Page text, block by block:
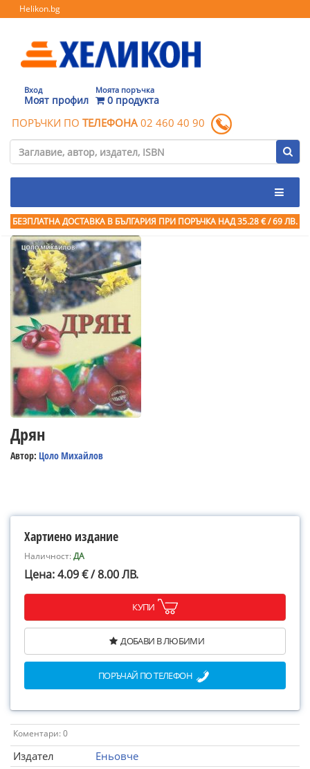
Helikon.bg
Вход
Моят профил
Моята поръчка
0 продукта
ПОРЪЧКИ ПО ТЕЛЕФОНА 02 460 40 90
БЕЗПЛАТНА ДОСТАВКА В БЪЛГАРИЯ ПРИ ПОРЪЧКА НАД 35.28 € / 69 ЛВ.
Дрян
Автор: Цоло Михайлов
Хартиено издание
Наличност:ДА
Цена: 4.09 € / 8.00 ЛВ.
КУПИ
ДОБАВИ В ЛЮБИМИ
ПОРЪЧАЙ ПО ТЕЛЕФОН
Коментари: 0
Издател
Еньовче